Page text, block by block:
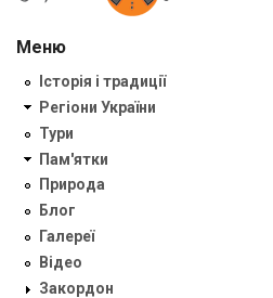
Меню
Історія і традиції
Регіони України
Тури
Пам'ятки
Природа
Блог
Галереї
Відео
Закордон